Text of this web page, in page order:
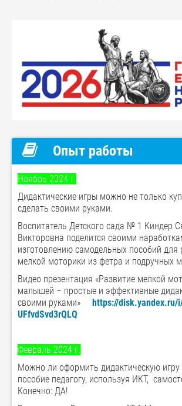
Опыт работы
Ноябрь 2024 г.
Дидактические игры можно не только
сделать своими руками.
Воспитатель Детского сада № 1 Киндер
Викторовна поделится своими
изготовлению самодельных пособий для
мелкой моторики из фетра и подручных
Видео презентация «Развитие мелкой
малышей – простые и эффективные
своими руками» https://disk.yandex.ru/
UFfvdSvd3rQLQ
Февраль 2024 г.
Можно ли оформить дидактическую игру
пособие педагогу, используя ИКТ,
Конечно: ДА!